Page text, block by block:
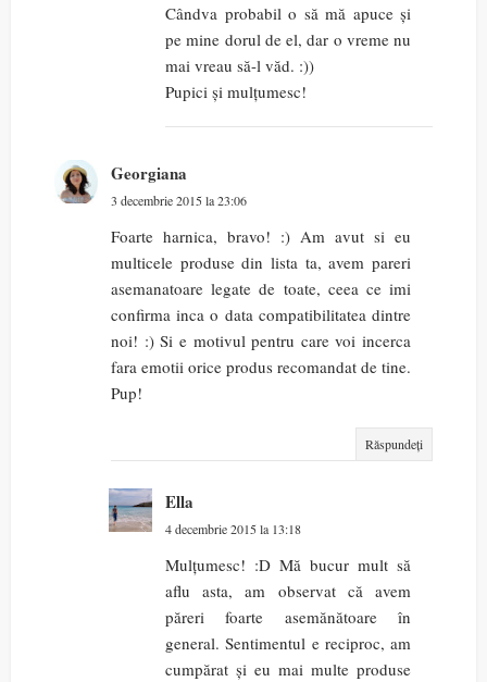
Cândva probabil o să mă apuce și
pe mine dorul de el, dar o vreme nu
mai vreau să-l văd. :))
Pupici și mulțumesc!
Georgiana
3 decembrie 2015 la 23:06
Foarte harnica, bravo! :) Am avut si eu
multicele produse din lista ta, avem pareri
asemanatoare legate de toate, ceea ce imi
confirma inca o data compatibilitatea dintre
noi! :) Si e motivul pentru care voi incerca
fara emotii orice produs recomandat de tine.
Pup!
Răspundeți
Ella
4 decembrie 2015 la 13:18
Mulțumesc! :D Mă bucur mult să
aflu asta, am observat că avem
păreri foarte asemănătoare în
general. Sentimentul e reciproc, am
cumpărat și eu mai multe produse